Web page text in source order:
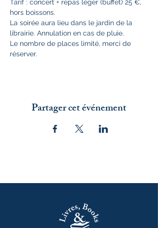
Tarif : concert + repas léger (buffet) 25 €,
hors boissons.
La soirée aura lieu dans le jardin de la
librairie. Annulation en cas de pluie.
Le nombre de places limité, merci de
réserver.
Partager cet événement